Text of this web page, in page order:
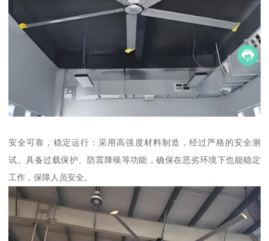
安全可靠，稳定运行：采用高强度材料制造，经过严格的安全测
试。具备过载保护、防震降噪等功能，确保在恶劣环境下也能稳定
工作，保障人员安全。